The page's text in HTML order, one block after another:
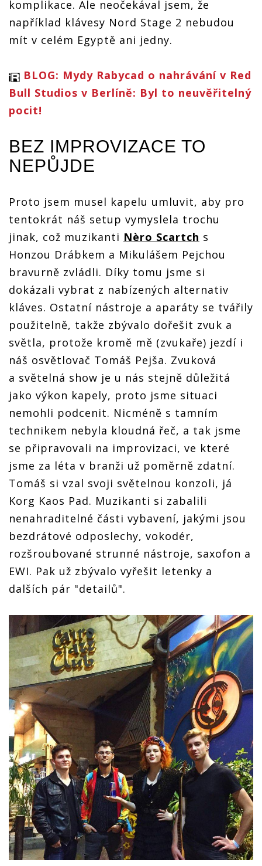
komplikace. Ale neočekával jsem, že
například klávesy Nord Stage 2 nebudou
mít v celém Egyptě ani jedny.
BLOG: Mydy Rabycad o nahrávání v Red
Bull Studios v Berlíně: Byl to neuvěřitelný
pocit!
BEZ IMPROVIZACE TO
NEPŮJDE
Proto jsem musel kapelu umluvit, aby pro
tentokrát náš setup vymyslela trochu
jinak, což muzikanti Nèro Scartch s
Honzou Drábkem a Mikulášem Pejchou
bravurně zvládli. Díky tomu jsme si
dokázali vybrat z nabízených alternativ
kláves. Ostatní nástroje a aparáty se tvářily
použitelně, takže zbývalo dořešit zvuk a
světla, protože kromě mě (zvukaře) jezdí i
náš osvětlovač Tomáš Pejša. Zvuková
a světelná show je u nás stejně důležitá
jako výkon kapely, proto jsme situaci
nemohli podcenit. Nicméně s tamním
technikem nebyla kloudná řeč, a tak jsme
se připravovali na improvizaci, ve které
jsme za léta v branži už poměrně zdatní.
Tomáš si vzal svoji světelnou konzoli, já
Korg Kaos Pad. Muzikanti si zabalili
nenahraditelné části vybavení, jakými jsou
bezdrátové odposlechy, vokodér,
rozšroubované strunné nástroje, saxofon a
EWI. Pak už zbývalo vyřešit letenky a
dalších pár "detailů".